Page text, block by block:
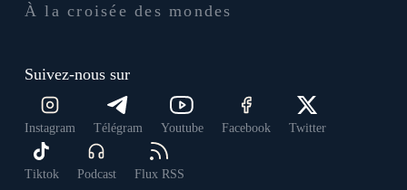
À la croisée des mondes
Suivez-nous sur
Instagram Télégram Youtube Facebook Twitter
Tiktok Podcast Flux RSS